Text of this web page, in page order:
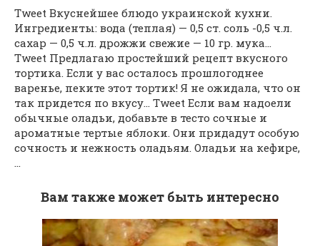
Tweet Вкуснейшее блюдо украинской кухни.
Ингредиенты: вода (теплая) — 0,5 ст. соль -0,5 ч.л.
сахар — 0,5 ч.л. дрожжи свежие — 10 гр. мука…
Tweet Предлагаю простейший рецепт вкусного
тортика. Если у вас осталось прошлогоднее
варенье, пеките этот тортик! Я не ожидала, что он
так придется по вкусу… Tweet Если вам надоели
обычные оладьи, добавьте в тесто сочные и
ароматные тертые яблоки. Они придадут особую
сочность и нежность оладьям. Оладьи на кефире,
…
Вам также может быть интересно